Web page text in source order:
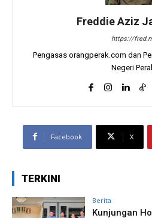
Freddie Aziz
https://
Pengasas orangperak.com dan
Negeri
Facebook X
TERKINI
Berita
Kunjungan